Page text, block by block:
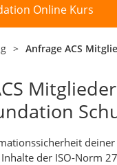
Online Kurs
> Anfrage ACS
der ISO-Norm